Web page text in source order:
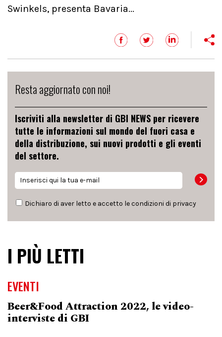
Swinkels, presenta Bavaria...
Resta aggiornato con noi!
Iscriviti alla newsletter di GBI NEWS per ricevere
tutte le informazioni sul mondo del fuori casa e
della distribuzione, sui nuovi prodotti e gli eventi
del settore.
Dichiaro di aver letto e accetto le condizioni di privacy
I PIÙ LETTI
EVENTI
Beer&Food Attraction 2022, le video-
interviste di GBI